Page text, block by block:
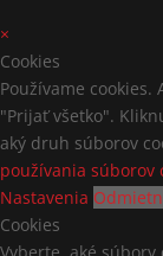
×
Cookies
Používame
"Prijať všetko".
aký druh súborov
používania súborov
Nastavenia
Cookies